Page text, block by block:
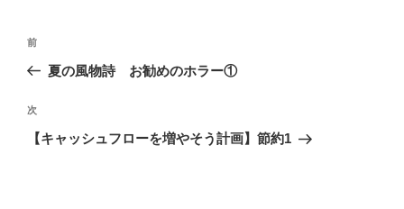
投
ナ
ビ
ゲ
過
去
投
稿
前
夏の風物詩 お勧めのホラー①
次
の
次
【キャッシュフローを増やそう計画】節約1